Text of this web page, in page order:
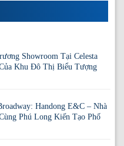
Showroom Tại Celesta
Khu Đô Thị Biểu Tượng
Handong E&C – Nhà
Phú Long Kiến Tạo Phố